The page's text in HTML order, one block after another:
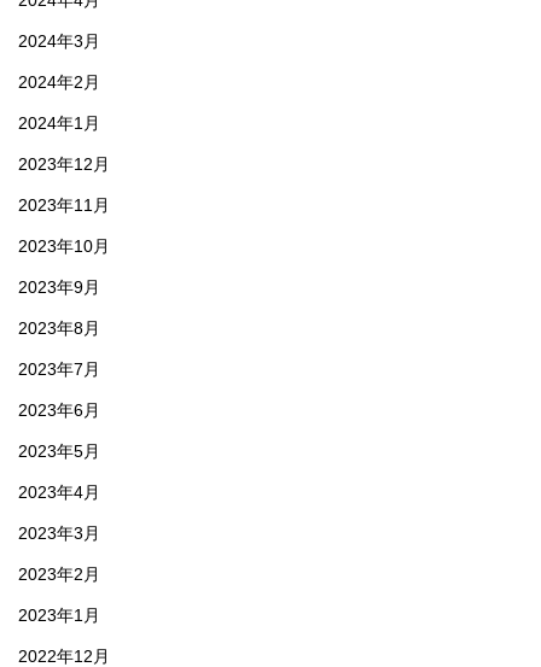
2024年3月
2024年2月
2024年1月
2023年12月
2023年11月
2023年10月
2023年9月
2023年8月
2023年7月
2023年6月
2023年5月
2023年4月
2023年3月
2023年2月
2023年1月
2022年12月